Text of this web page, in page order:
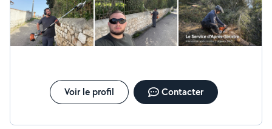
Voir le profil Contacter